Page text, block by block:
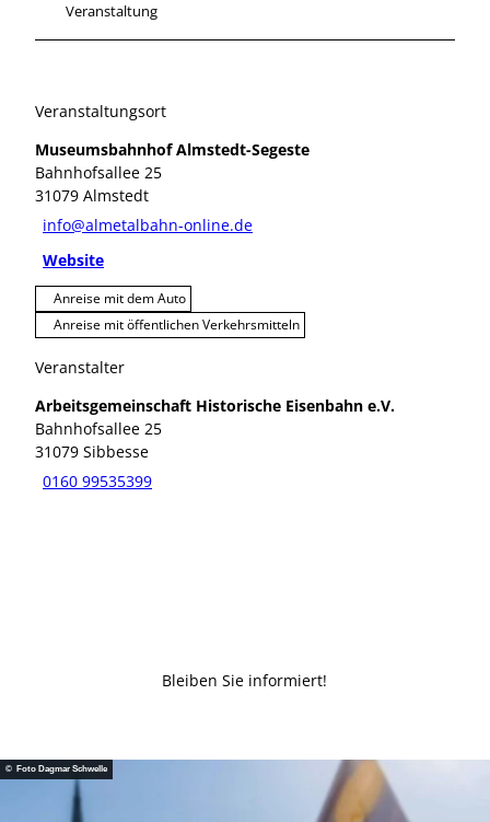
Veranstaltung
Veranstaltungsort
Museumsbahnhof Almstedt-Segeste
Bahnhofsallee 25
31079 Almstedt
info@almetalbahn-online.de
Website
Anreise mit dem Auto
Anreise mit öffentlichen Verkehrsmitteln
Veranstalter
Arbeitsgemeinschaft Historische Eisenbahn e.V.
Bahnhofsallee 25
31079 Sibbesse
0160 99535399
Bleiben Sie informiert!
© Foto Dagmar Schwelle